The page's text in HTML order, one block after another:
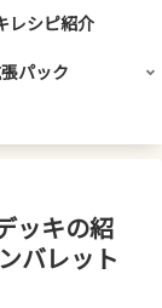
レシピ紹介
パック
ッキの紹
バレット